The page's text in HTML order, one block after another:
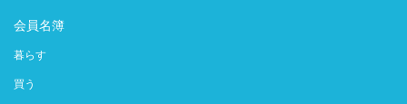
会員名簿
暮らす
買う